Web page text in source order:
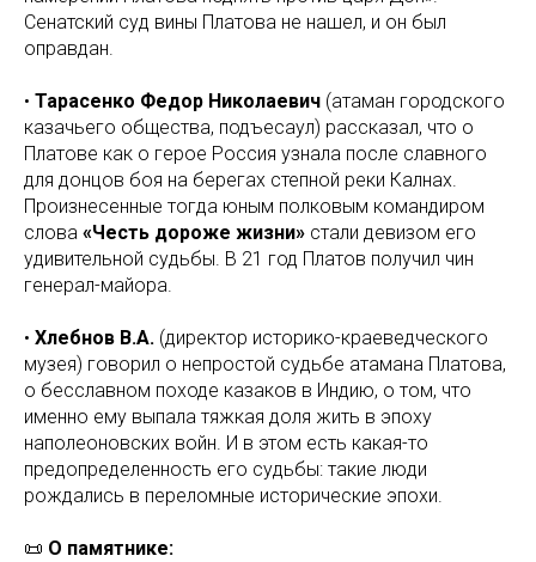
Сенатский суд вины Платова не нашел, и он был
оправдан.
• Тарасенко Федор Николаевич (атаман городского
казачьего общества, подъесаул) рассказал, что о
Платове как о герое Россия узнала после славного
для донцов боя на берегах степной реки Калнах.
Произнесенные тогда юным полковым командиром
слова «Честь дороже жизни» стали девизом его
удивительной судьбы. В 21 год Платов получил чин
генерал-майора.
• Хлебнов В.А. (директор историко-краеведческого
музея) говорил о непростой судьбе атамана Платова,
о бесславном походе казаков в Индию, о том, что
именно ему выпала тяжкая доля жить в эпоху
наполеоновских войн. И в этом есть какая-то
предопределенность его судьбы: такие люди
рождались в переломные исторические эпохи.
📜 О памятнике: